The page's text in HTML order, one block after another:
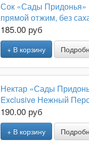
Сок «Сады Придонья»
прямой отжим, без
185.00 руб
+ В корзину
Нектар «Сады
Exclusive Нежный
190.00 руб
+ В корзину